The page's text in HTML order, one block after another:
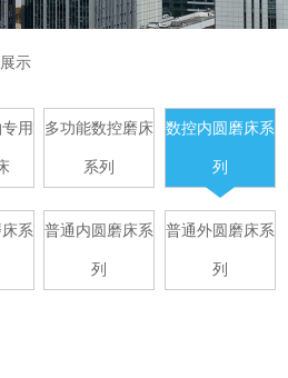
示
用 多功能数控磨床
系列
数控内圆磨床系
列
系 普通内圆磨床系
列
普通外圆磨床系
列